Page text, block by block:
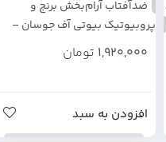
ضدآفتاب آرام‌بخش برنج و
پروبیوتیک بیوتی آف جوسان –
(Beauty of Joseon Relief Sun Rice
1,920,000 تومان
افزودن به سبد